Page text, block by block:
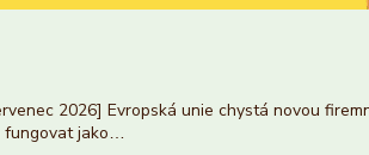
2026] Evropská unie chystá novou
fungovat jako…